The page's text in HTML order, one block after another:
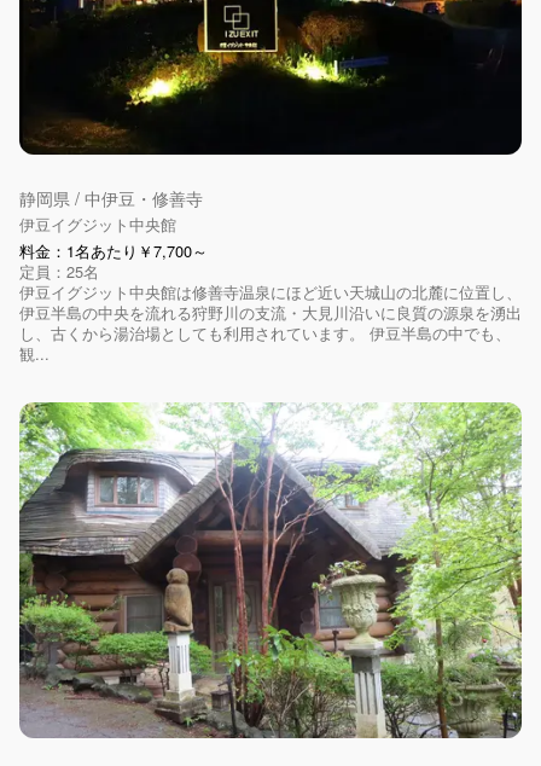
静岡県 / 中伊豆・修善寺
伊豆イグジット中央館
料金：1名あたり￥7,700～
定員：25名
伊豆イグジット中央館は修善寺温泉にほど近い天城山の北麓に位置し、
伊豆半島の中央を流れる狩野川の支流・大見川沿いに良質の源泉を湧出
し、古くから湯治場としても利用されています。 伊豆半島の中でも、
観...